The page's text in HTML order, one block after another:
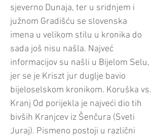
sjeverno Dunaja, ter u sridnjem i
južnom Gradišću se slovenska
imena u velikom stilu u kronika do
sada još nisu našla. Najveć
informacijov su našli u Bijelom Selu,
jer se je Kriszt jur duglje bavio
bijeloselskom kronikom. Koruška vs.
Kranj Od porijekla je najveći dio tih
bivših Kranjcev iz Šenčura (Sveti
Juraj). Pismeno postoji u različni